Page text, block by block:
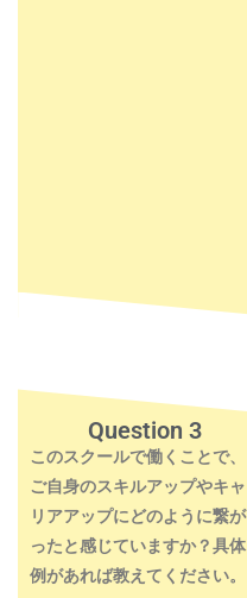
Question 3
このスクールで働くことで、
ご自身のスキルアップやキャ
リアアップにどのように繋が
ったと感じていますか？具体
例があれば教えてください。